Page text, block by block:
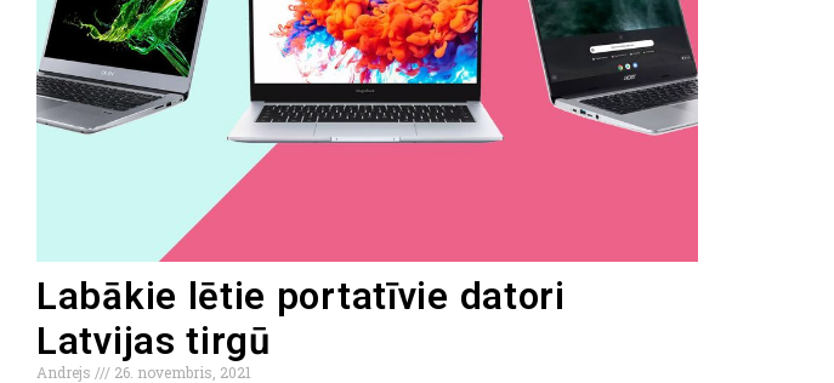
Labākie lētie portatīvie datori
Latvijas tirgū
Andrejs
26. novembris, 2021